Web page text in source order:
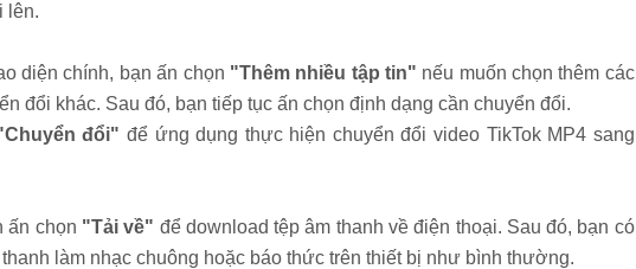
lên.
diện chính, bạn ấn chọn "Thêm nhiều tập tin" nếu muốn chọn thêm các
đổi khác. Sau đó, bạn tiếp tục ấn chọn định dạng cần chuyển đổi.
đổi" để ứng dụng thực hiện chuyển đổi video TikTok MP4 sang
ấn chọn "Tải về" để download tệp âm thanh về điện thoại. Sau đó, bạn có
làm nhạc chuông hoặc báo thức trên thiết bị như bình thường.